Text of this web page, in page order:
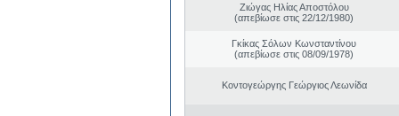
Ζιώγας Ηλίας Αποστόλου
(απεβίωσε στις 22/12/1980)
Γκίκας Σόλων Κωνσταντίνου
(απεβίωσε στις 08/09/1978)
Κοντογεώργης Γεώργιος Λεωνίδα